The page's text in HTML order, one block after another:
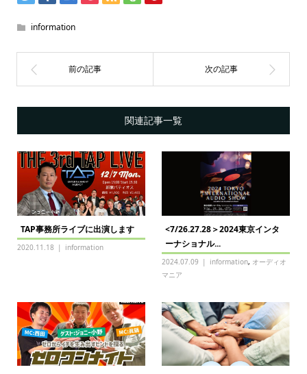
information
関連記事一覧
TAP事務所ライブに出演します
2020.11.18 information
<7/26.27.28＞2024東京インタ
ーナショナル...
2024.07.09 information, オーディオ
マニア